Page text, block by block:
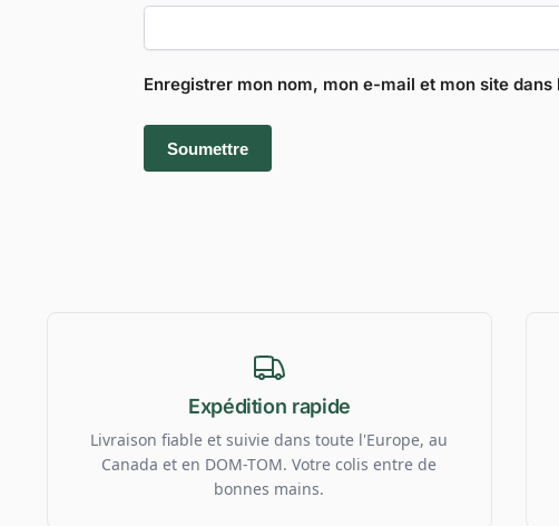
Enregistrer mon nom, mon e-mail et mon site
Expédition rapide
Livraison fiable et suivie dans toute l'Europe, au
Canada et en DOM-TOM. Votre colis entre de
bonnes mains.